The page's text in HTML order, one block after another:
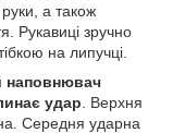
а також
Рукавиці зручно
на липучці.
наповнювач
удар . Верхня
Середня ударна